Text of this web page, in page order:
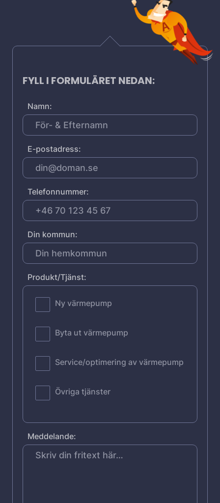
FYLL I FORMULÄRET NEDAN:
Namn:
E-postadress:
Telefonnummer:
Din kommun:
Produkt/Tjänst:
Ny värmepump
Byta ut värmepump
Service/optimering av värmepump
Övriga tjänster
Meddelande: